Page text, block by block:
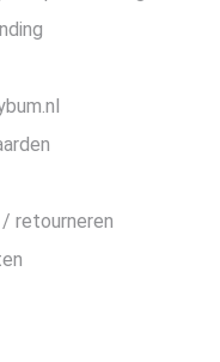
retourneren